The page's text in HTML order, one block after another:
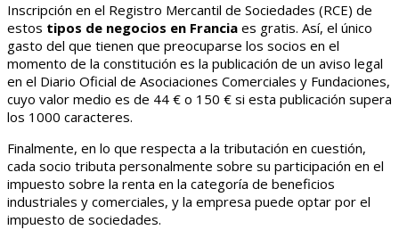
Inscripción en el Registro Mercantil de Sociedades (RCE) de
estos tipos de negocios en Francia es gratis. Así, el único
gasto del que tienen que preocuparse los socios en el
momento de la constitución es la publicación de un aviso legal
en el Diario Oficial de Asociaciones Comerciales y Fundaciones,
cuyo valor medio es de 44 € o 150 € si esta publicación supera
los 1000 caracteres.
Finalmente, en lo que respecta a la tributación en cuestión,
cada socio tributa personalmente sobre su participación en el
impuesto sobre la renta en la categoría de beneficios
industriales y comerciales, y la empresa puede optar por el
impuesto de sociedades.